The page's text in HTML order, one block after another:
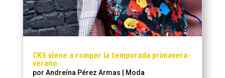
CKS viene a romper la temporada primavera-
verano
por Andreína Pérez Armas
Moda